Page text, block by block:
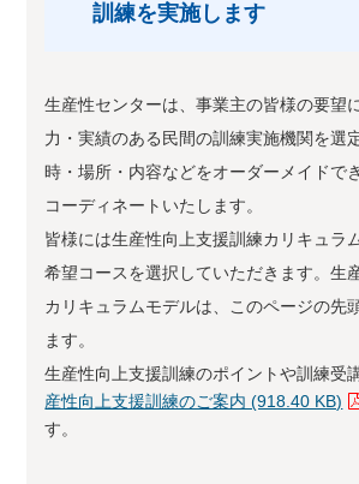
訓練を実施し
生産性センターは、事業主の皆様の要望
力・実績のある民間の訓練実施機関を選
時・場所・内容などをオーダーメイドで
コーディネートいたします。
皆様には生産性向上支援訓練カリキュラ
希望コースを選択していただきます。生
カリキュラムモデルは、このページの先
ます。
生産性向上支援訓練のポイントや訓練受
産性向上支援訓練のご案内 (918.40 KB)
す。